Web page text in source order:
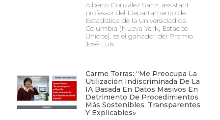
Alberto González Sanz, assistant
professor del Departamento de
Estadística de la Universidad de
Columbia (Nueva York, Estados
Unidos), es el ganador del Premio
José Luis
Carme Torras: “Me Preocupa La
Utilización Indiscriminada De La
IA Basada En Datos Masivos En
Detrimento De Procedimientos
Más Sostenibles, Transparentes
Y Explicables»